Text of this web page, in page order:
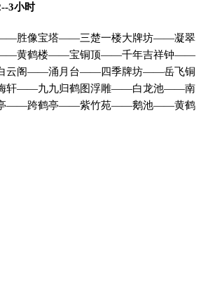
3小时
——胜像宝塔——三楚一楼大牌坊——凝翠
黄鹤楼——宝铜顶——千年吉祥钟——
云阁——涌月台——四季牌坊——岳飞铜
——九九归鹤图浮雕——白龙池——南
——跨鹤亭——紫竹苑——鹅池——黄鹤